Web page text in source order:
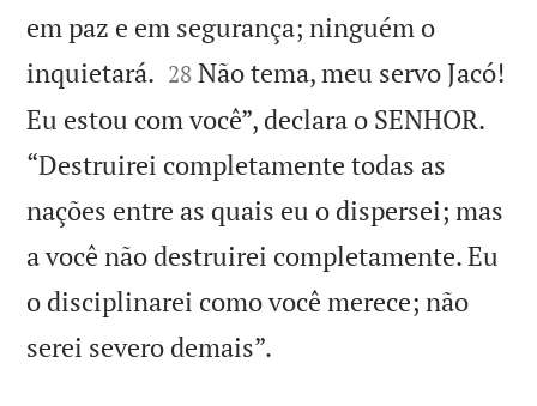
em paz e em segurança; ninguém o
inquietará. 

28 Não tema, meu servo Jacó!
Eu estou com você”, declara o SENHOR.
“Destruirei completamente todas as
nações entre as quais eu o dispersei; mas
a você não destruirei completamente. Eu
o disciplinarei como você merece; não
serei severo demais”.